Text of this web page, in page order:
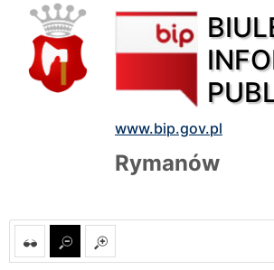
www.bip.gov.pl
Rymanów